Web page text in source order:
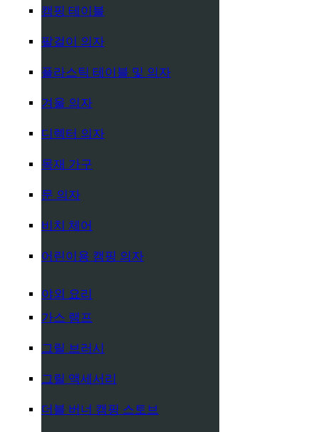
캠핑 테이블
팔걸이 의자
플라스틱 테이블 및 의자
겨울 의자
디렉터 의자
목재 가구
문 의자
비치 체어
어린이용 캠핑 의자
야외 요리
가스 램프
그릴 브러시
그릴 액세서리
더블 버너 캠핑 스토브